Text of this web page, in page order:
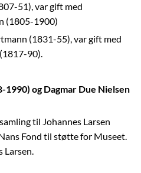
51), var gift med
(1805-1900)
(1831-55), var gift med
90).
1990) og Dagmar Due Nielsen
til Johannes Larsen
Fond til støtte for Museet.
Larsen.